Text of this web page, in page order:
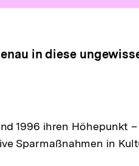
in diese
1996 ihren Höhepunkt
Sparmaßnahmen in